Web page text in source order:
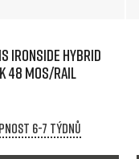
IRONSIDE HYBRID
48 MOS/RAIL
6-7 týdnů